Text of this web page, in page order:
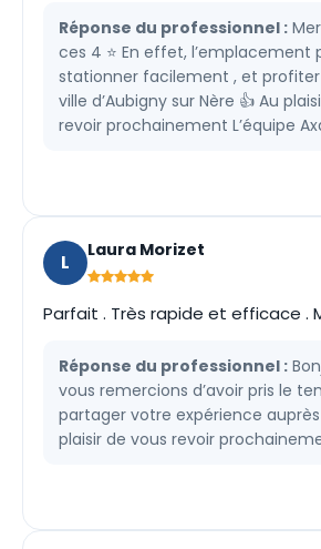
Réponse du professionnel :
ces 4 ⭐️ En effet, l’emplacement
stationner facilement , et
ville d’Aubigny sur Nère 👍 Au
revoir prochainement L’équipe
L
Laura Morizet
Parfait . Très rapide et efficace .
Réponse du professionnel :
vous remercions d’avoir pris le
partager votre expérience auprès
plaisir de vous revoir